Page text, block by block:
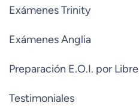
Exámenes Trinity
Exámenes Anglia
Preparación E.O.I. por Libre
Testimoniales